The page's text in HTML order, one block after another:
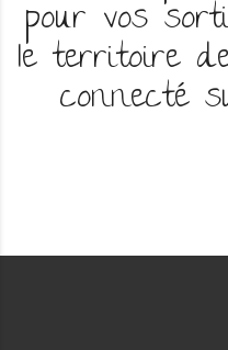
pour vos
le territoire
connecté